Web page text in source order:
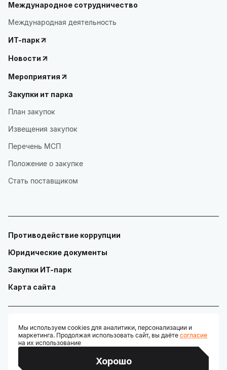
Международное сотрудничество
Международная деятельность
ИТ-парк
Новости
Мероприятия
Закупки ит парка
План закупок
Извещения закупок
Перечень МСП
Положение о закупке
Стать поставщиком
Противодействие коррупции
Юридические документы
Закупки ИТ-парк
Карта сайта
© ГАУ "Технопарк в сфере высоких технологий «ИТ-парк»"
Разработано:
Мы используем cookies для аналитики, персонализации и
маркетинга. Продолжая использовать сайт, вы даёте согласие
на их использование
Хорошо